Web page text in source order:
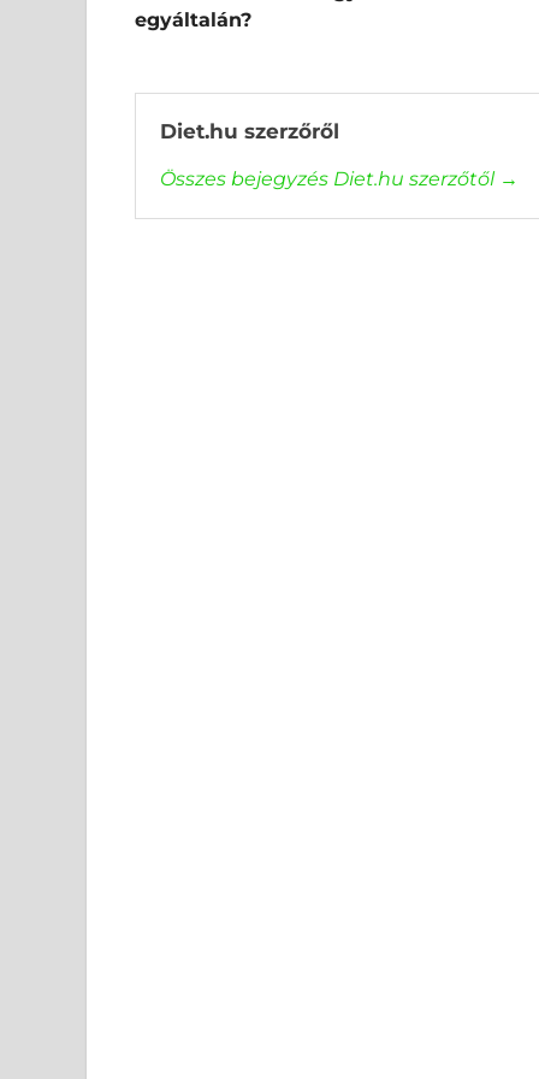
egyáltalán?
Diet.hu szerzőről
Összes bejegyzés Diet.hu szerzőtől →